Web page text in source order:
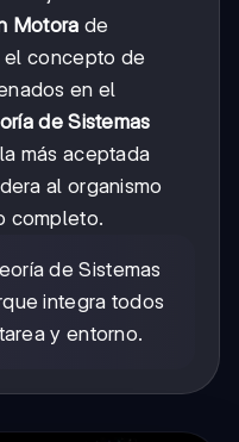
Motora de
el concepto de
en el
de Sistemas
más aceptada
al organismo
completo.
de Sistemas
integra todos
y entorno.